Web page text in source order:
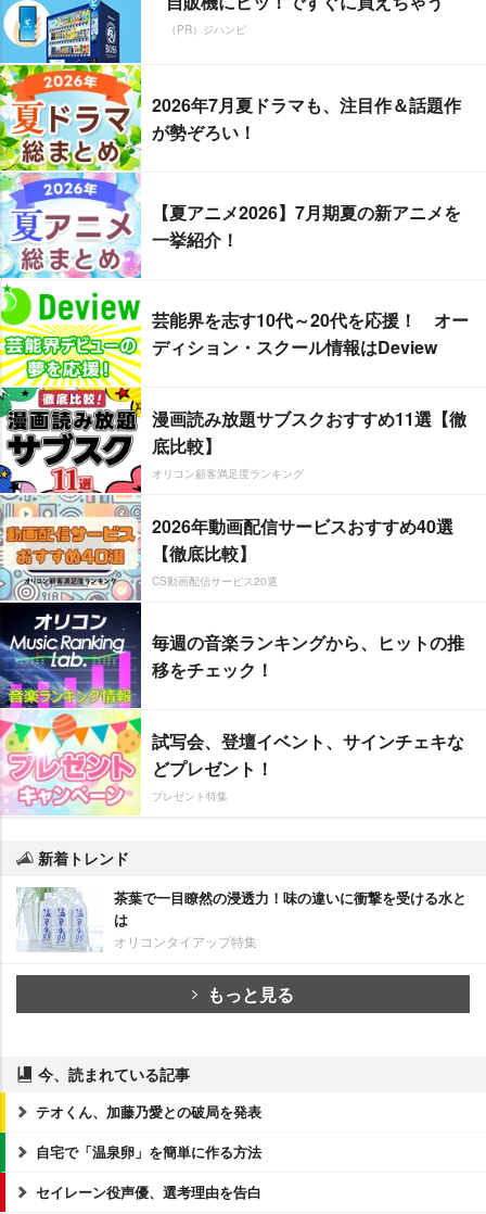
（PR）ジハンピ
2026年7月夏ドラマも、注目作＆話題作
が勢ぞろい！
【夏アニメ2026】7月期夏の新アニメを
一挙紹介！
芸能界を志す10代～20代を応援！ オー
ディション・スクール情報はDeview
漫画読み放題サブスクおすすめ11選【徹
底比較】
オリコン顧客満足度ランキング
2026年動画配信サービスおすすめ40選
【徹底比較】
CS動画配信サービス20選
毎週の音楽ランキングから、ヒットの推
移をチェック！
試写会、登壇イベント、サインチェキな
どプレゼント！
プレゼント特集
新着トレンド
茶葉で一目瞭然の浸透力！味の違いに衝撃を受ける水と
は
オリコンタイアップ特集
もっと見る
今、読まれている記事
テオくん、加藤乃愛との破局を発表
自宅で「温泉卵」を簡単に作る方法
セイレーン役声優、選考理由を告白